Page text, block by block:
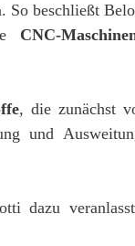
So beschließt
CNC-
, die zunächst
und
dazu